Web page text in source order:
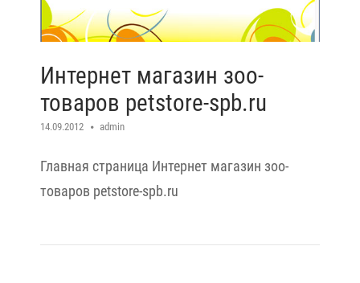
Интернет магазин зоо-
товаров petstore-spb.ru
14.09.2012 admin
Главная страница Интернет магазин зоо-
товаров petstore-spb.ru